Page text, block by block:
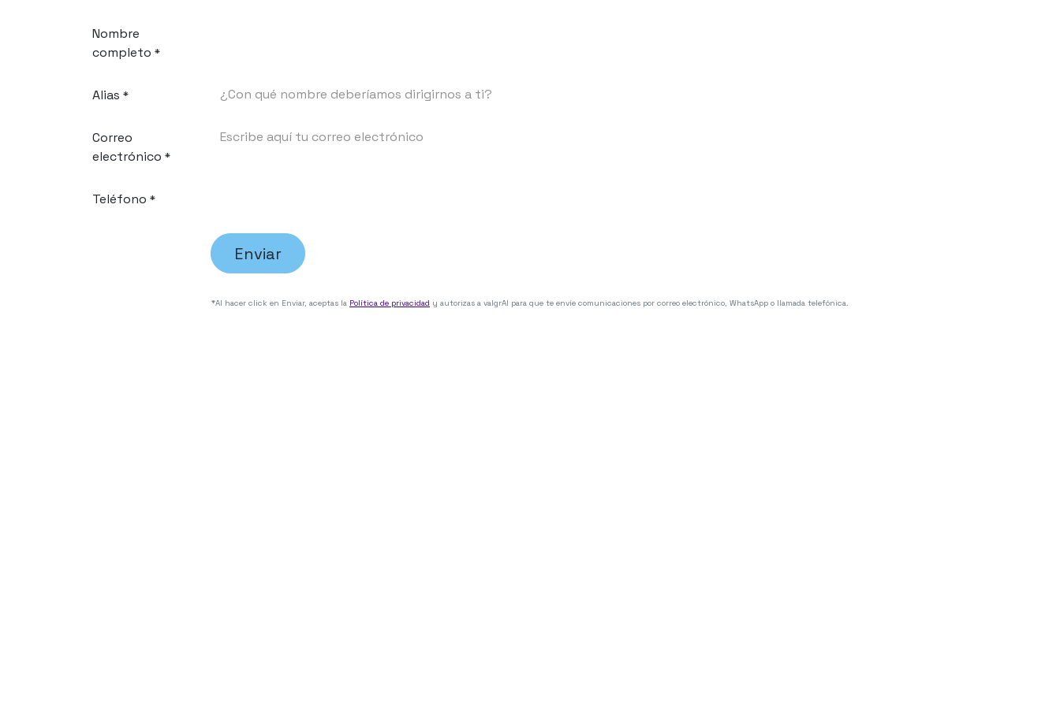
Nombre
completo *
Alias *
Correo
electrónico *
Teléfono *
Enviar
*Al hacer click en Enviar, aceptas la Política de privacidad y autorizas a valgrAI para que te envíe comunicaciones por correo electrónico, WhatsApp o llamada telefónica.